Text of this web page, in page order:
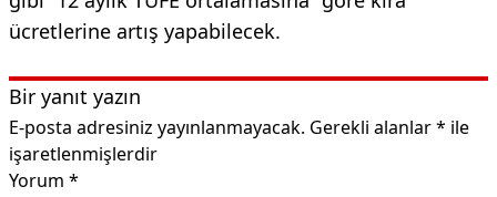
ücretlerine artış yapabilecek.
Bir yanıt yazın
E-posta adresiniz yayınlanmayacak. Gerekli alanlar* ile
işaretlenmişlerdir
Yorum *